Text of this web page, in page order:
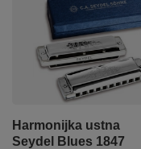
Harmonijka ustna
Seydel Blues 1847